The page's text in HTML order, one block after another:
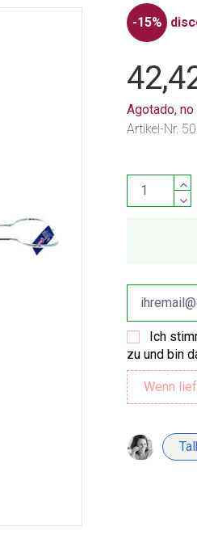
-15%
Agotado,
Artikel-Nr.
Ich
zu und bin